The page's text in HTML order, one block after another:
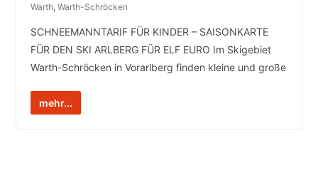
Warth, Warth-Schröcken
SCHNEEMANNTARIF FÜR KINDER – SAISONKARTE
FÜR DEN SKI ARLBERG FÜR ELF EURO Im Skigebiet
Warth-Schröcken in Vorarlberg finden kleine und große
mehr...